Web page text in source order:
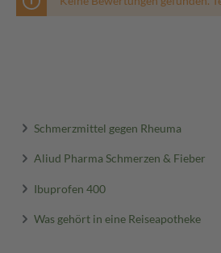
Schmerzmittel gegen Rheuma
Aliud Pharma Schmerzen & Fieber
Ibuprofen 400
Was gehört in eine Reiseapotheke